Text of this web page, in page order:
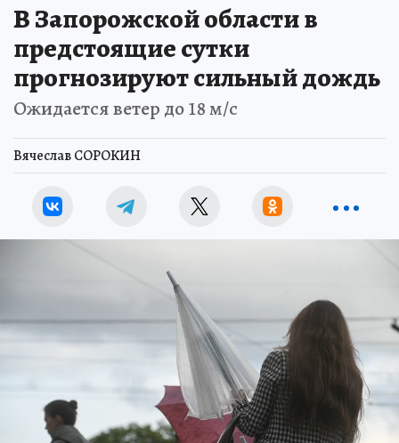
В Запорожской области в
предстоящие сутки
прогнозируют сильный дождь
Ожидается ветер до 18 м/с
Вячеслав СОРОКИН